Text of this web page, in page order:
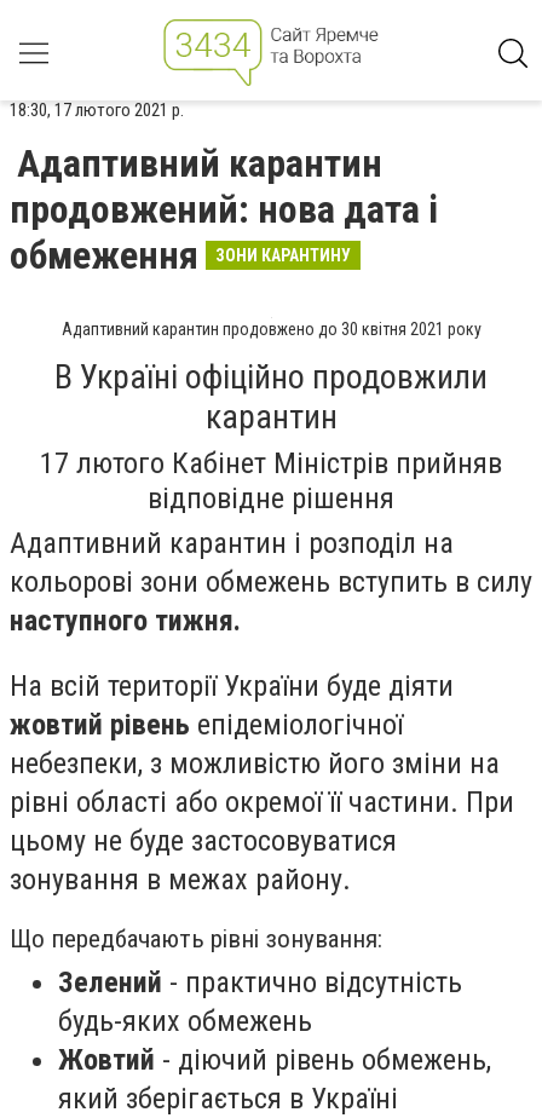
18:30, 17 лютого 2021 р.
Адаптивний карантин
продовжений: нова дата і
обмеження
ЗОНИ КАРАНТИНУ
Адаптивний карантин продовжено до 30 квітня 2021 року
В Україні офіційно продовжили
карантин
17 лютого Кабінет Міністрів прийняв
відповідне рішення
Адаптивний карантин і розподіл на
кольорові зони обмежень вступить в силу
наступного тижня.
На всій території України буде діяти
жовтий рівень епідеміологічної
небезпеки, з можливістю його зміни на
рівні області або окремої її частини. При
цьому не буде застосовуватися
зонування в межах району.
Що передбачають рівні зонування:
Зелений - практично відсутність
будь-яких обмежень
Жовтий - діючий рівень обмежень,
який зберігається в Україні